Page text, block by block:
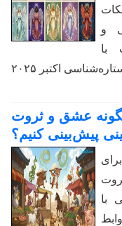
و
با
عشق و ثروت
پیش‌بینی کنیم؟
با